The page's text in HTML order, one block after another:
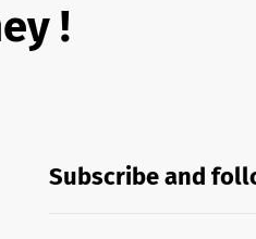
!
Subscribe and